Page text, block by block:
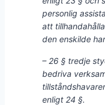
personlig
att
den enskilde
– 26 § tredje
bedriva
enligt 24 §.